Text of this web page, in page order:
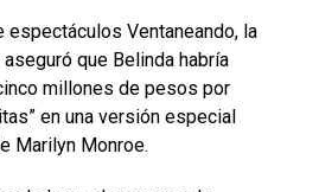
espectáculos Ventaneando, la
que Belinda habría
millones de pesos por
en una versión especial
Marilyn Monroe.